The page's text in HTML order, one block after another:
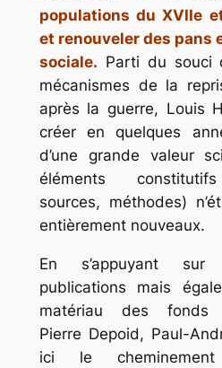
populations du XVIIe
et renouveler des pans
sociale. Parti du souci
mécanismes de la
après la guerre, Louis
créer en quelques
d’une grande valeur
éléments
sources, méthodes)
entièrement nouveaux.
En s’appuyant sur
publications mais
matériau des
Pierre Depoid, Paul-
ici le